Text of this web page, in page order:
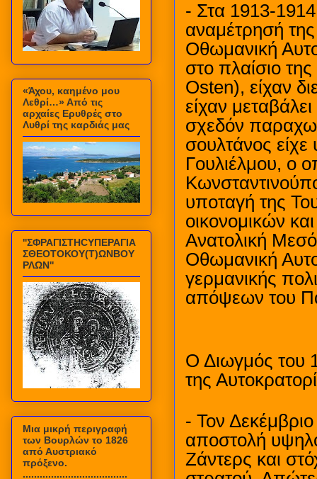
- Στα 1913-1914
αναμέτρησή
Οθωμανική
στο πλαίσιο
Osten), είχαν
είχαν
σχεδόν
σουλτάνος είχε
Γουλιέλμου, ο
υποταγή της
οικονομικών
Ανατολική
Οθωμανική
γερμανικής
απόψεων του
Ο Διωγμός του
της
- Τον
αποστολή
Ζάντερς και
«Άχου, καημένο μου
Λεθρί…» Από τις
αρχαίες Ερυθρές στο
Λυθρί της καρδιάς μας
''ΣΦΡΑΓΙΣΤΗCΥΠΕΡΑΓΙΑ
ΣΘΕΟΤΟΚΟΥ(Τ)ΩΝΒΟΥ
ΡΛΩΝ''
Mια μικρή περιγραφή
των Βουρλών το 1826
από Αυστριακό
πρόξενο.
.....................................